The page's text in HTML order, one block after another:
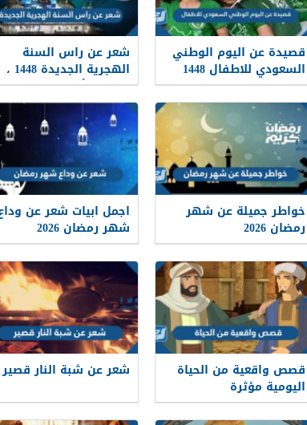
قصيدة عن اليوم الوطني
السعودي للاطفال 1448
شعر عن راس السنة
الهجرية الجديدة 1448 ،
قصائد وأشعار عن العام
الهجري الجديد
خواطر جميلة عن شهر
رمضان 2026
اجمل ابيات شعر عن
شهر رمضان 2026
قصص واقعية من الحياة
اليومية مؤثرة
شعر عن شبة النار قصير